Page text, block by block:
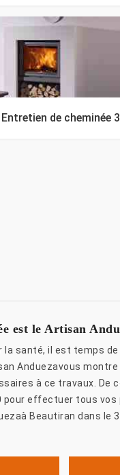
Entretien de cheminée
est le Artisan
la santé, il est temps
Anduezavous
à ce travaux. De
pour effectuer tous
Beautiran dans le